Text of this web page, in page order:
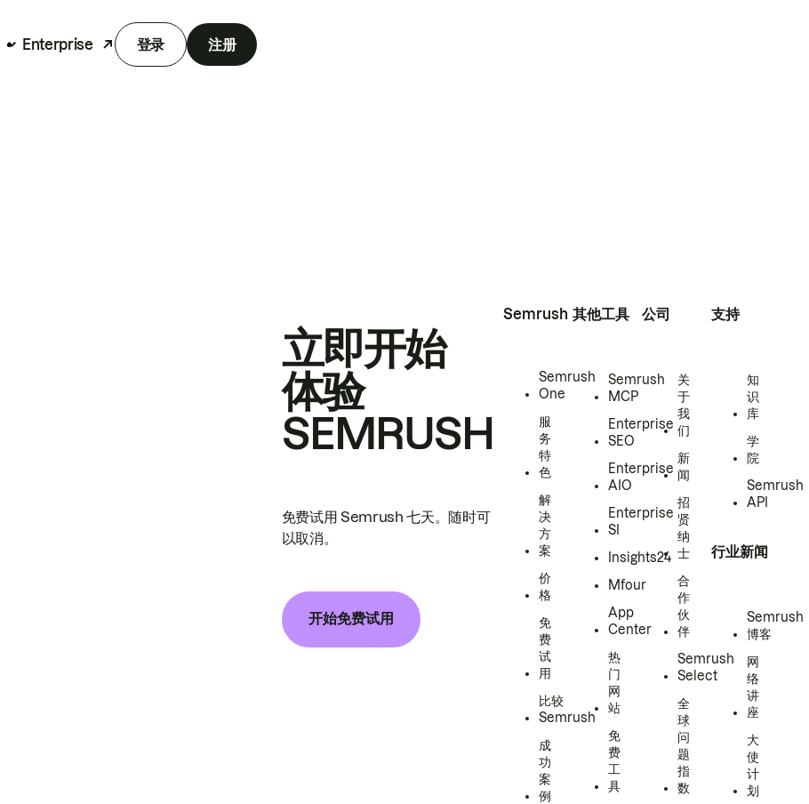
Enterprise 登录 注册
立即开始
体验
SEMRUSH
免费试用 Semrush 七天。随时可
以取消。
开始免费试用
Semrush
Semrush
One
服
务
特
色
解
决
方
案
价
格
免
费
试
用
比较
Semrush
成
功
案
例
其他工具
Semrush
MCP
Enterprise
SEO
Enterprise
AIO
Enterprise
SI
Insights24
Mfour
App
Center
热
门
网
站
免
费
工
具
公司
关
于
我
们
新
闻
招
贤
纳
士
合
作
伙
伴
Semrush
Select
全
球
问
题
指
数
支持
知
识
库
学
院
Semrush
API
行业新闻
Semrush
博客
网
络
讲
座
大
使
计
划